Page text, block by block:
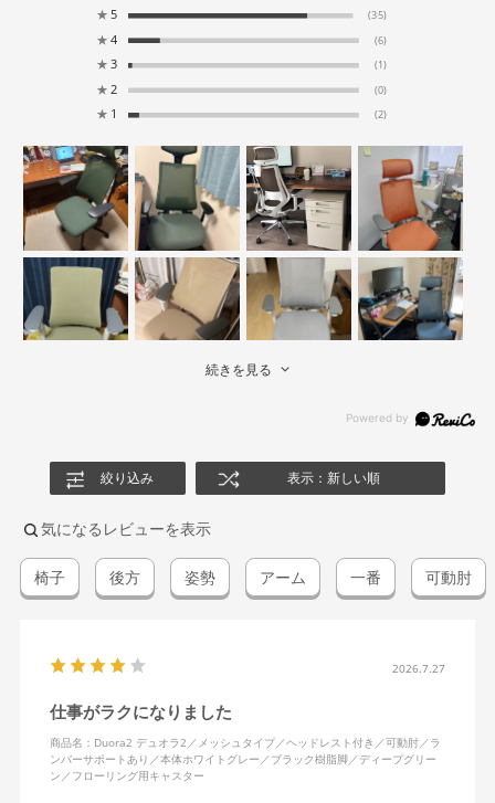
★ 5 (35)
★ 4 (6)
★ 3 (1)
★ 2 (0)
★ 1 (2)
続きを見る
絞り込み 表示：新しい順
気になるレビューを表示
椅子 後方 姿勢 アーム 一番 可動肘
2026.7.27
仕事がラクになりました
商品名：Duora2 デュオラ2／メッシュタイプ／ヘッドレスト付き／可動肘／ラ
ンバーサポートあり／本体ホワイトグレー／ブラック樹脂脚／ディープグリー
ン／フローリング用キャスター